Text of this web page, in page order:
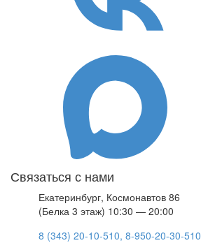
Связаться с нами
Екатеринбург, Космонавтов 86
(Белка 3 этаж) 10:30 — 20:00
8 (343) 20-10-510, 8-950-20-30-